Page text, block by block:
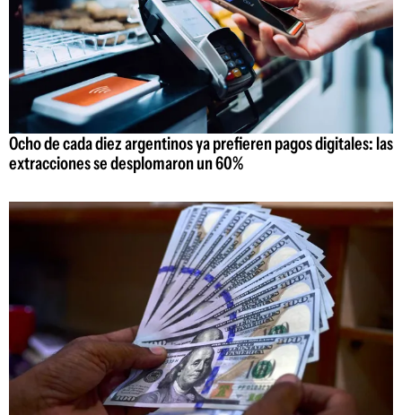
Ocho de cada diez argentinos ya prefieren pagos digitales: las
extracciones se desplomaron un 60%